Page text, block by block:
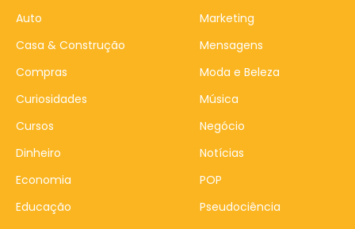
Auto
Casa & Construção
Compras
Curiosidades
Cursos
Dinheiro
Economia
Educação
Marketing
Mensagens
Moda e Beleza
Música
Negócio
Notícias
POP
Pseudociência